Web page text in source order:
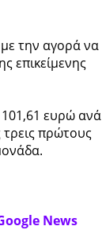
με την αγορά να
επικείμενης
101,61 ευρώ ανά
πρώτους
News